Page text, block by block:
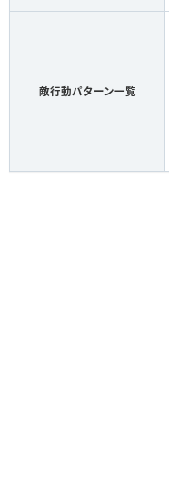
敵行動パターン一覧